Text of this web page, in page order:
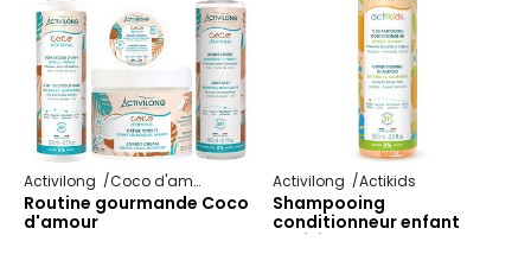
Activilong Coco d'amour
Routine gourmande Coco
d'amour
Activilong Actikids
Shampooing
conditionneur enfant
Actikids